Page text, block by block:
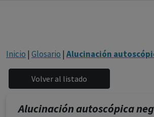
Inicio | Glosario | Alucinación
Alucinación autoscópica